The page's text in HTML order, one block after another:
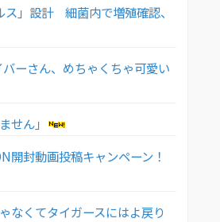
」設計 細菌内で増殖確認、
ーさん、めちゃくちゃ可愛い
せん」
開封動画投稿キャンペーン！
なくてタイガースにはよ戻り